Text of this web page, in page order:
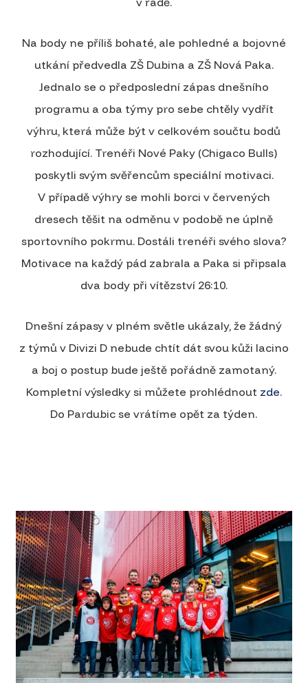
Na body ne příliš bohaté, ale pohledné a bojovné
utkání předvedla ZŠ Dubina a ZŠ Nová Paka.
Jednalo se o předposlední zápas dnešního
programu a oba týmy pro sebe chtěly vydřít
výhru, která může být v celkovém součtu bodů
rozhodující. Trenéři Nové Paky (Chigaco Bulls)
poskytli svým svěřencům speciální motivaci.
V případě výhry se mohli borci v červených
dresech těšit na odměnu v podobě ne úplně
sportovního pokrmu. Dostáli trenéři svého slova?
Motivace na každý pád zabrala a Paka si připsala
dva body při vítězství 26:10.
Dnešní zápasy v plném světle ukázaly, že žádný
z týmů v Divizi D nebude chtít dát svou kůži lacino
a boj o postup bude ještě pořádně zamotaný.
Kompletní výsledky si můžete prohlédnout zde.
Do Pardubic se vrátíme opět za týden.